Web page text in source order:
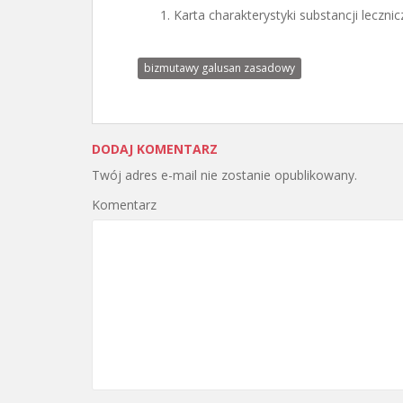
Karta charakterystyki substancji
bizmutawy galusan zasadowy
DODAJ KOMENTARZ
Twój adres e-mail nie zostanie opublikowany.
Komentarz